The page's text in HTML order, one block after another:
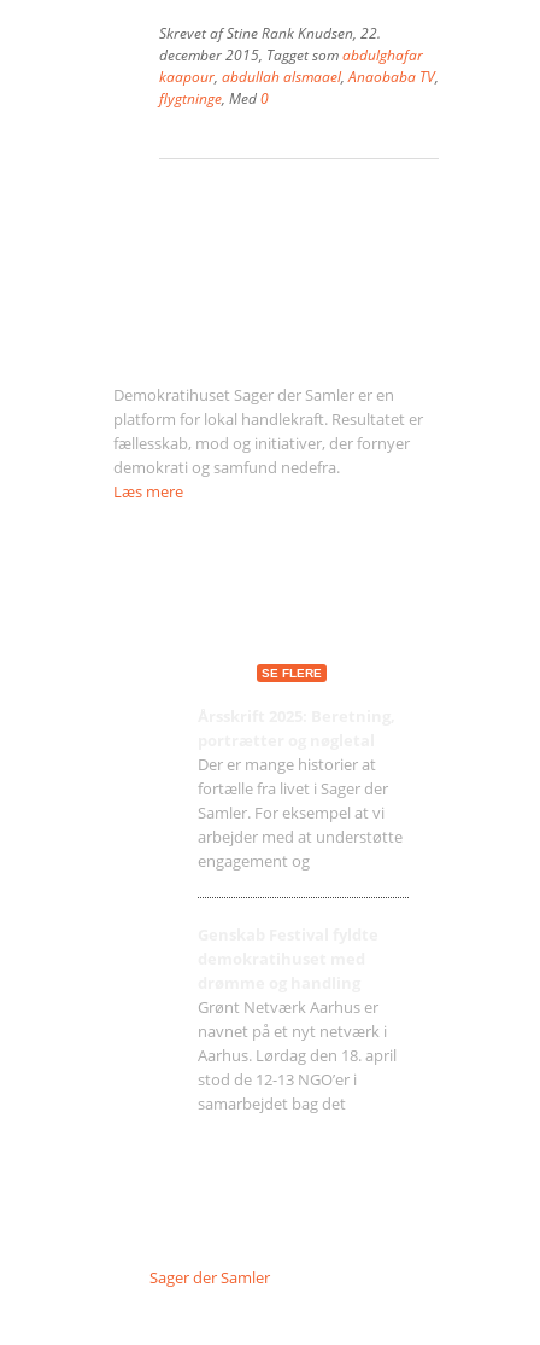
Skrevet afStine Rank Knudsen, 22.
december 2015, Tagget somabdulghafar
kaapour, abdullah alsmaael,Anaobaba TV,
flygtninge, Med0
Demokratihuset Sager der Samler er en
platform for lokal handlekraft. Resultatet er
fællesskab, mod og initiativer, der fornyer
demokrati og samfund nedefra.
Læs mere
SE FLERE
Der er mange historier at
fortælle fra livet i Sager der
Samler. For eksempel at vi
arbejder med at understøtte
engagement og
Grønt Netværk Aarhus er
navnet på et nyt netværk i
Aarhus. Lørdag den 18. april
stod de 12-13 NGO’er i
samarbejdet bag det
Sager der Samler